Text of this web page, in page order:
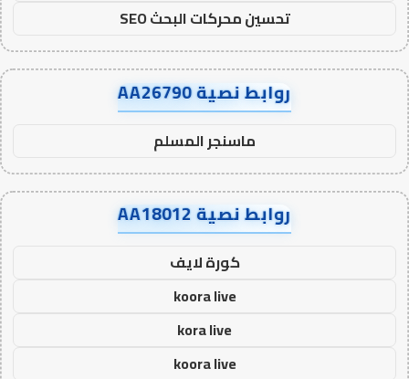
تحسين محركات البحث SEO
روابط نصية AA26790
ماسنجر المسلم
روابط نصية AA18012
كورة لايف
koora live
kora live
koora live